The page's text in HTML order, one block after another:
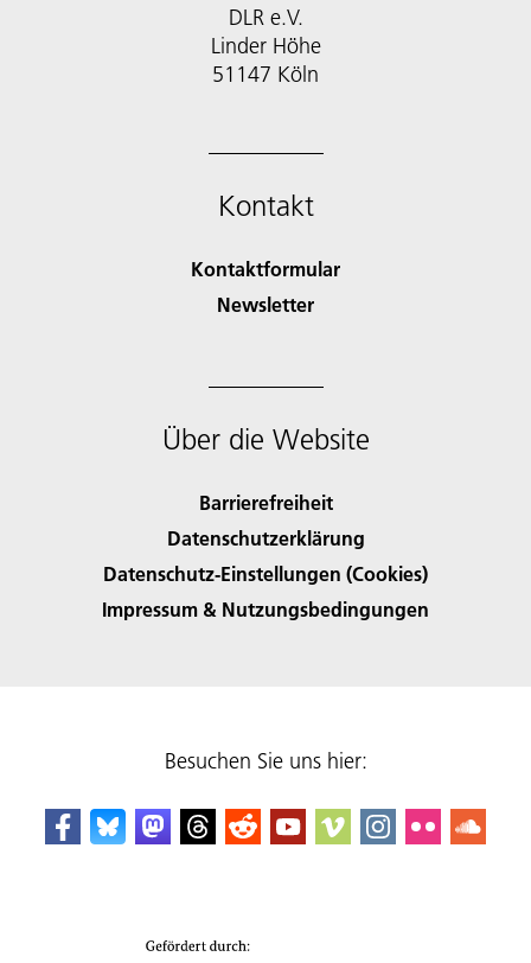
DLR e.V.
Linder Höhe
51147 Köln
Kontakt
Kontaktformular
Newsletter
Über die Website
Barrierefreiheit
Datenschutzerklärung
Datenschutz-Einstellungen (Cookies)
Impressum & Nutzungsbedingungen
Besuchen Sie uns hier: